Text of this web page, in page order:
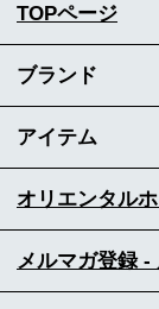
TOPページ
ブランド
アイテム
オリエンタル
メルマガ登録 -